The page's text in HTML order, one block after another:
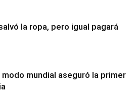
la ropa, pero igual pagará
modo mundial aseguró la primer